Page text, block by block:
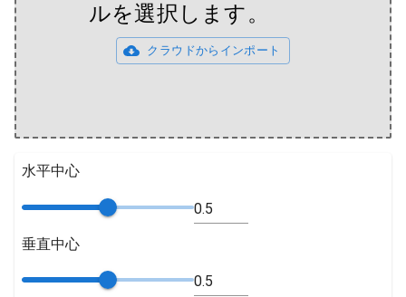
ルを選択します。
クラウドからインポート
水平中心
垂直中心